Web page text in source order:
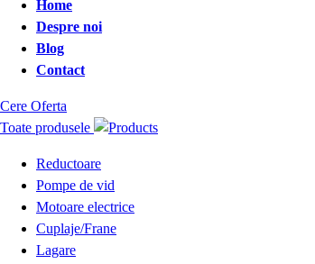
Home
Despre noi
Blog
Contact
Cere Oferta
Toate produsele
Reductoare
Pompe de vid
Motoare electrice
Cuplaje/Frane
Lagare